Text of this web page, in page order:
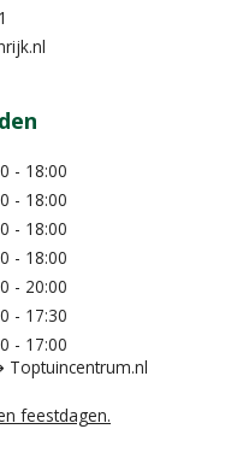
- 18:00
- 18:00
- 18:00
- 18:00
- 20:00
- 17:30
- 17:00
feestdagen.